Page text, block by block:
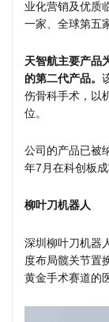
业化营销及优质
一家、全球第五
天智航主要产品
的第二代产品。
伤骨科手术，以
位。
公司的产品已被
年7月在科创板成
柳叶刀机器人
深圳柳叶刀机器
度布局髋关节置
黄金手术赛道的